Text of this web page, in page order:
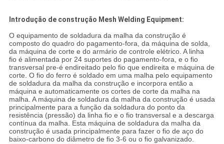
Introdução de construção Mesh Welding Equipment:
O equipamento de soldadura da malha da construção é
composto do quadro do pagamento-fora, da máquina de solda,
da máquina de corte e do armário de controle elétrico. A linha
fio é alimentada por 24 suportes do pagamento-fora, e o fio
transversal pre-é endireitado pelo fio que endireita e máquina de
corte. O fio do ferro é soldado em uma malha pelo equipamento
de soldadura da malha da construção e incorpora então a
máquina e automaticamente os cortes de corte da malha na
malha. A máquina de soldadura da malha da construção é usada
principalmente para a função da soldadura do ponto da
resistência (pressão) da linha fio e o fio transversal e a descarga
contínua da malha. Esta máquina de soldadura da malha da
construção é usada principalmente para fazer o fio de aço do
baixo-carbono do diâmetro de fio 3-6 ou o fio galvanizado.